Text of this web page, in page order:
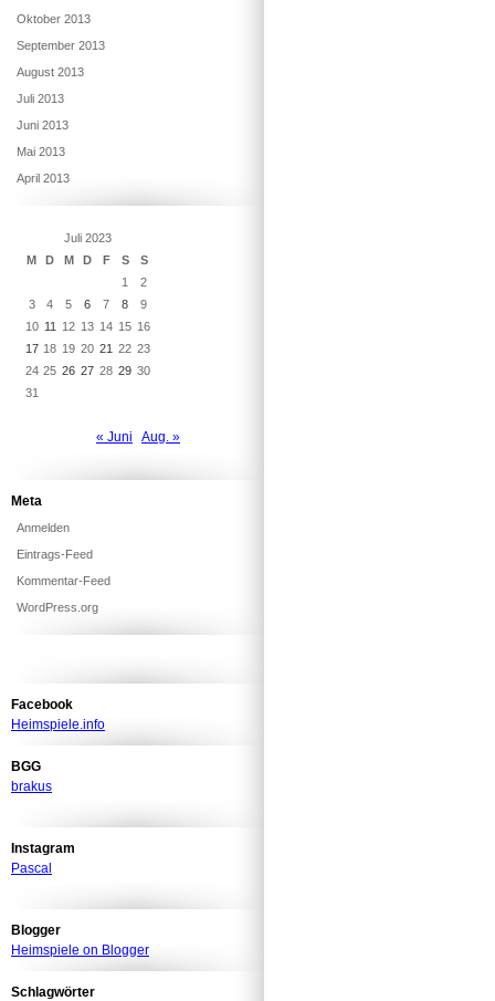
Oktober 2013
September 2013
August 2013
Juli 2013
Juni 2013
Mai 2013
April 2013
Juli 2023
M
D M D F S
S
1
2
3
4 5 6 7 8
9
10 11 12 13 14 15 16
17 18 19 20 21 22 23
24 25 26 27 28 29 30
31
« Juni Aug. »
Meta
Anmelden
Eintrags-Feed
Kommentar-Feed
WordPress.org
Facebook
Heimspiele.info
BGG
brakus
Instagram
Pascal
Blogger
Heimspiele on Blogger
Schlagwörter